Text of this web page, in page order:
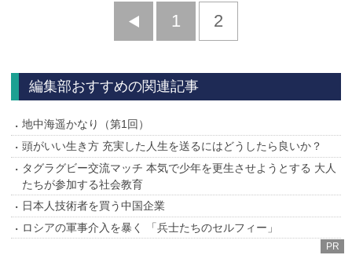
前
1 2
編集部おすすめの関連記事
地中海遥かなり（第1回）
頭がいい生き方 充実した人生を送るにはどうしたら良いか？
タグラグビー交流マッチ 本気で少年を更生させようとする 大人
たちが参加する社会教育
日本人技術者を買う中国企業
ロシアの軍事介入を暴く 「兵士たちのセルフィー」
PR